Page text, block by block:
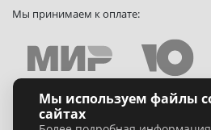
Мы принимаем к оплате:
Политика конфиденциальности
Мы используем файлы
сайтах